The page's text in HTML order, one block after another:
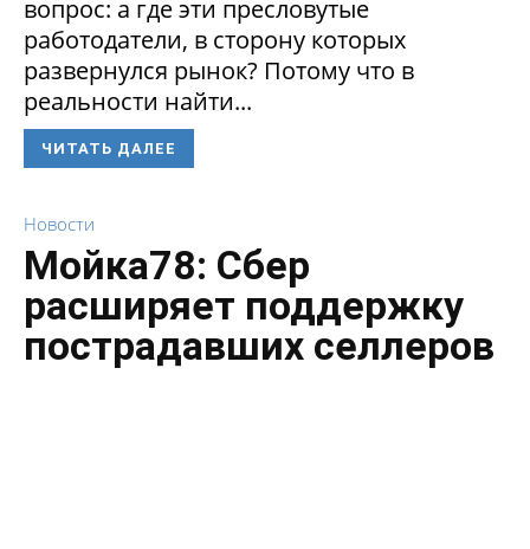
вопрос: а где эти пресловутые
работодатели, в сторону которых
развернулся рынок? Потому что в
реальности найти...
ЧИТАТЬ ДАЛЕЕ
Новости
Мойка78: Сбер
расширяет поддержку
пострадавших селлеров